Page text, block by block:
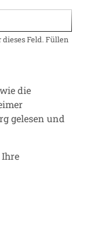
Feld. Füllen
die
gelesen und